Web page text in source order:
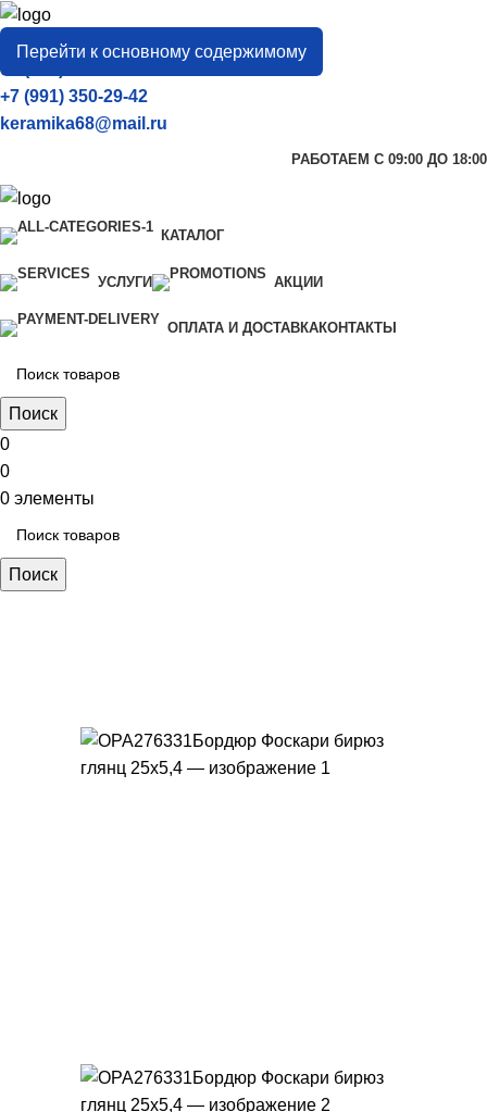
Перейти к основному содержимому
город
Тамбов
+7 (906) 657-33-54
+7 (991) 350-29-42
keramika68@mail.ru
РАБОТАЕМ С 09:00 ДО 18:00
КАТАЛОГ
УСЛУГИ АКЦИИ
ОПЛАТА И ДОСТАВКАКОНТАКТЫ
Поиск
0
0
0 элементы
Поиск